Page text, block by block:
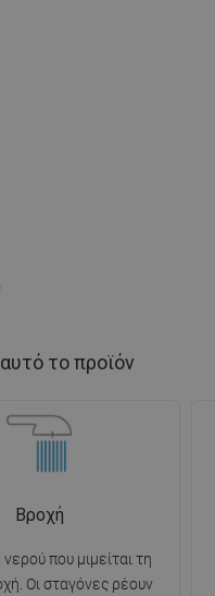
το προϊόν
Βροχή
που μιμείται τη
Οι σταγόνες ρέουν